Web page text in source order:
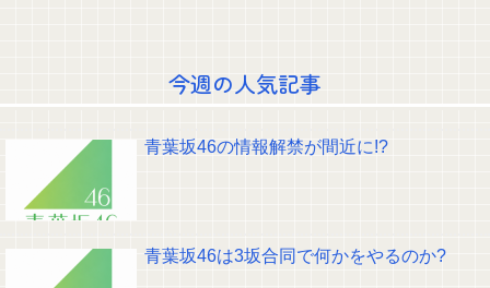
｢格なむチャンネル｣ 名古屋飯編公開ｷﾀ━(ﾟ∀ﾟ)━!【乃木坂46】
【画像】顔100点、体30点の女ｗｗｗ
【元日向坂46】ジャンボさん、某OGと新番組始動へ！！
【櫻坂46】山田桃実からお知らせ
Powered by livedoor 相互RSS
今週の人気記事
青葉坂46の情報解禁が間近に!?
青葉坂46は3坂合同で何かをやるのか?